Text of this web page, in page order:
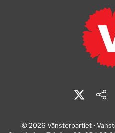
© 2026 Vänsterpartiet •